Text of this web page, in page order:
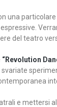
una
del teatro
“Revolution
svariate
e mettersi